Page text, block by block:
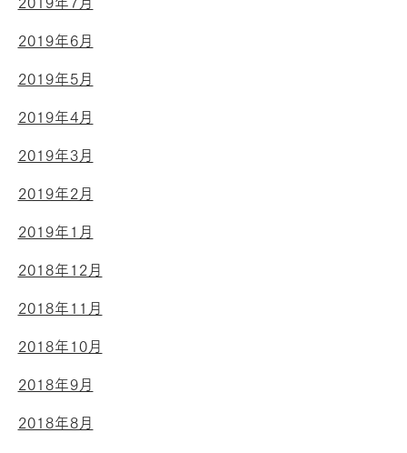
2019年7月
2019年6月
2019年5月
2019年4月
2019年3月
2019年2月
2019年1月
2018年12月
2018年11月
2018年10月
2018年9月
2018年8月